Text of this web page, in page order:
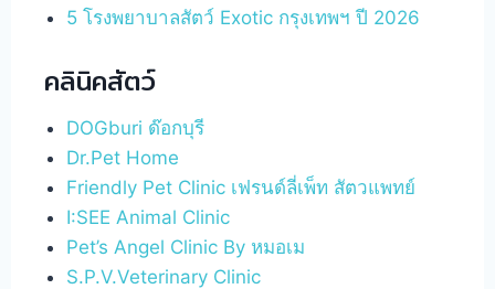
5 โรงพยาบาลสัตว์ Exotic กรุงเทพฯ ปี 2026
คลินิคสัตว์
DOGburi ด๊อกบุรี
Dr.Pet Home
Friendly Pet Clinic เฟรนด์ลี่เพ็ท สัตวแพทย์
I:SEE Animal Clinic
Pet’s Angel Clinic By หมอเม
S.P.V.Veterinary Clinic